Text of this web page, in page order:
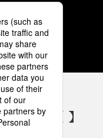
5
アカウント